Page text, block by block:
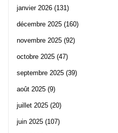
janvier 2026 (131)
décembre 2025 (160)
novembre 2025 (92)
octobre 2025 (47)
septembre 2025 (39)
août 2025 (9)
juillet 2025 (20)
juin 2025 (107)